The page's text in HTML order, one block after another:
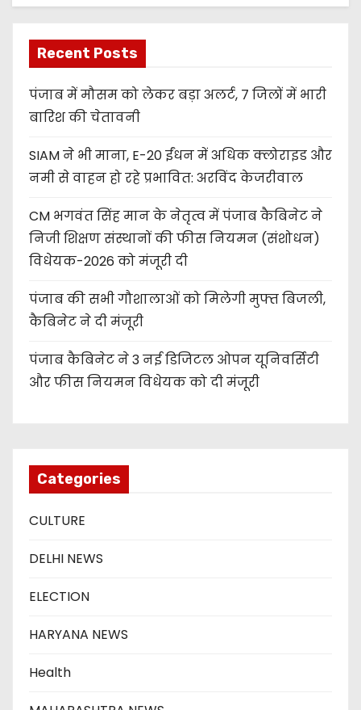
Recent Posts
पंजाब में मौसम को लेकर बड़ा अलर्ट, 7 जिलों में भारी
बारिश की चेतावनी
SIAM ने भी माना, E-20 ईंधन में अधिक क्लोराइड और
नमी से वाहन हो रहे प्रभावित: अरविंद केजरीवाल
CM भगवंत सिंह मान के नेतृत्व में पंजाब कैबिनेट ने
निजी शिक्षण संस्थानों की फीस नियमन (संशोधन)
विधेयक-2026 को मंजूरी दी
पंजाब की सभी गौशालाओं को मिलेगी मुफ्त बिजली,
कैबिनेट ने दी मंजूरी
पंजाब कैबिनेट ने 3 नई डिजिटल ओपन यूनिवर्सिटी
और फीस नियमन विधेयक को दी मंजूरी
Categories
CULTURE
DELHI NEWS
ELECTION
HARYANA NEWS
Health